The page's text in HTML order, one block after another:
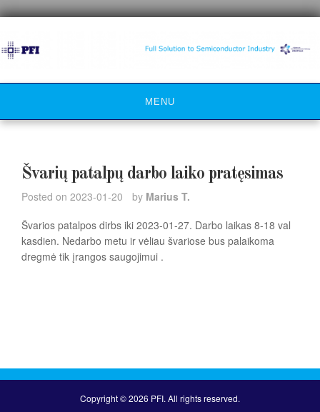
content
MENU
Švarių patalpų darbo laiko pratęsimas
Posted on 2023-01-20 by Marius T.
Švarios patalpos dirbs iki 2023-01-27. Darbo laikas 8-18 val
kasdien. Nedarbo metu ir vėliau švariose bus palaikoma
dregmė tik įrangos saugojimui .
Copyright © 2026 PFI. All rights reserved.